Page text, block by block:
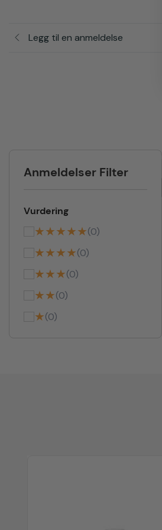
Legg til en anmeldelse
Anmeldelser Filter
Vurdering
★★★★★(0)
★★★★(0)
★★★(0)
★★(0)
★(0)